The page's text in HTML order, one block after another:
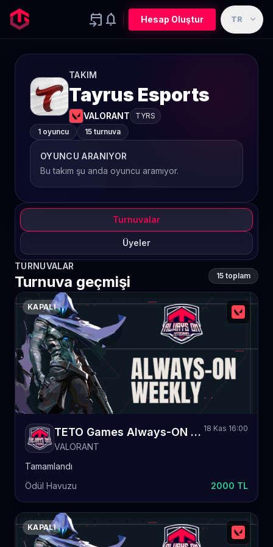
event_upcoming notifications Hesap Oluştur TR expand_more
TAKIM
Tayrus Esports
VALORANT
TYRS
1 oyuncu
15 turnuva
OYUNCU ARANIYOR
Bu takım şu anda oyuncu aramıyor.
Turnuvalar
Üyeler
TURNUVALAR
Turnuva geçmişi 15 toplam
KAPALI
TETO Games Always-ON Valorant Weekly 54
VALORANT
18 Kas 16:00
Tamamlandı
Ödül Havuzu
2000 TL
KAPALI